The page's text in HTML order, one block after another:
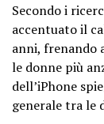
Secondo i
accentuato il
anni, frenando
le donne più
dell’iPhone
generale tra le